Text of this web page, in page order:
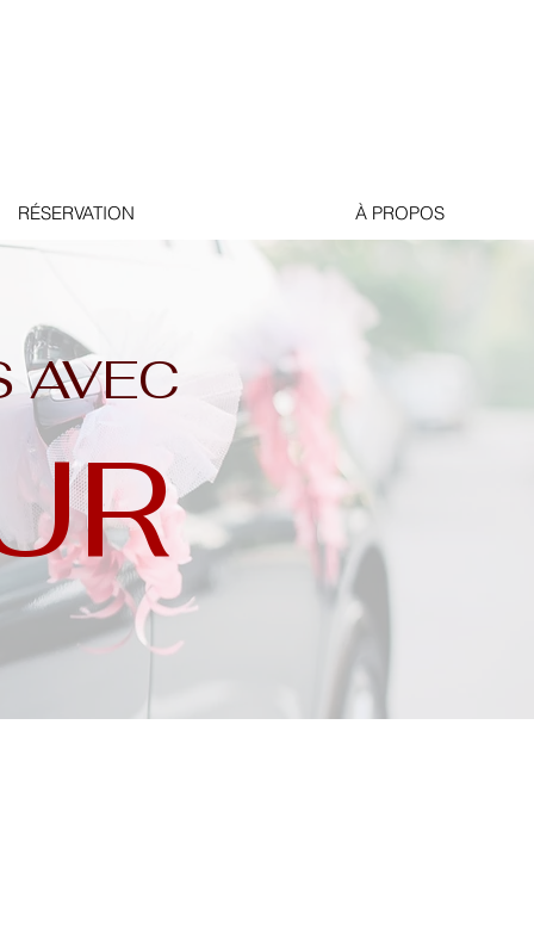
RÉSERVATION À PROPOS
AVEC